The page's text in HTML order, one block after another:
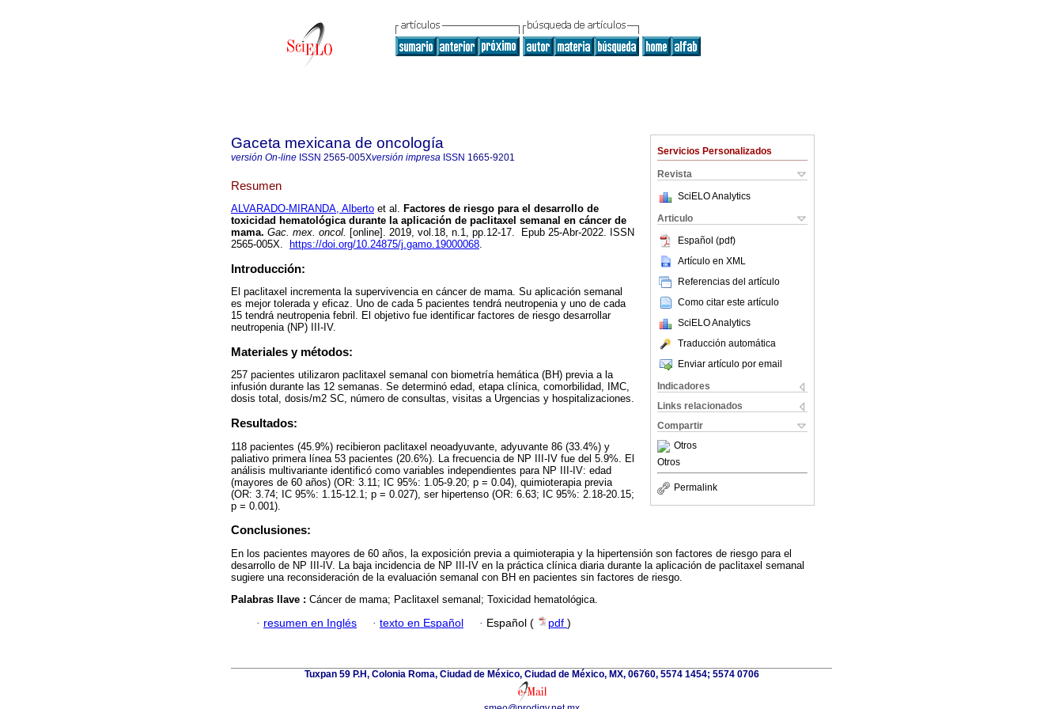
Servicios Personalizados
Revista
SciELO Analytics
Articulo
Español (pdf)
Artículo en XML
Referencias del artículo
Como citar este artículo
SciELO Analytics
Traducción automática
Enviar artículo por email
Indicadores
Links relacionados
Compartir
Otros
Otros
Permalink
Gaceta mexicana de oncología
versión On-line ISSN 2565-005Xversión impresa ISSN 1665-9201
Resumen
ALVARADO-MIRANDA, Alberto et al. Factores de riesgo para el desarrollo de
toxicidad hematológica durante la aplicación de paclitaxel semanal en cáncer de
mama. Gac. mex. oncol. [online]. 2019, vol.18, n.1, pp.12-17. Epub 25-Abr-2022. ISSN
2565-005X.
https://doi.org/10.24875/j.gamo.19000068.
Introducción:
El paclitaxel incrementa la supervivencia en cáncer de mama. Su aplicación semanal
es mejor tolerada y eficaz. Uno de cada 5 pacientes tendrá neutropenia y uno de cada
15 tendrá neutropenia febril. El objetivo fue identificar factores de riesgo desarrollar
neutropenia (NP) III-IV.
Materiales y métodos:
257 pacientes utilizaron paclitaxel semanal con biometría hemática (BH) previa a la
infusión durante las 12 semanas. Se determinó edad, etapa clínica, comorbilidad, IMC,
dosis total, dosis/m2 SC, número de consultas, visitas a Urgencias y hospitalizaciones.
Resultados:
118 pacientes (45.9%) recibieron paclitaxel neoadyuvante, adyuvante 86 (33.4%) y
paliativo primera línea 53 pacientes (20.6%). La frecuencia de NP III-IV fue del 5.9%. El
análisis multivariante identificó como variables independientes para NP III-IV: edad
(mayores de 60 años) (OR: 3.11; IC 95%: 1.05-9.20; p = 0.04), quimioterapia previa
(OR: 3.74; IC 95%: 1.15-12.1; p = 0.027), ser hipertenso (OR: 6.63; IC 95%: 2.18-20.15;
p = 0.001).
Conclusiones:
En los pacientes mayores de 60 años, la exposición previa a quimioterapia y la hipertensión son factores de riesgo para el
desarrollo de NP III-IV. La baja incidencia de NP III-IV en la práctica clínica diaria durante la aplicación de paclitaxel semanal
sugiere una reconsideración de la evaluación semanal con BH en pacientes sin factores de riesgo.
Palabras llave : Cáncer de mama; Paclitaxel semanal; Toxicidad hematológica.
· resumen en Inglés · texto en Español · Español ( pdf )
Tuxpan 59 P.H, Colonia Roma, Ciudad de México, Ciudad de México, MX, 06760, 5574 1454; 5574 0706